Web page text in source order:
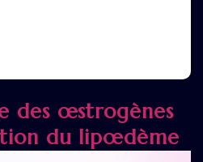
des œstrogènes
du lipœdème